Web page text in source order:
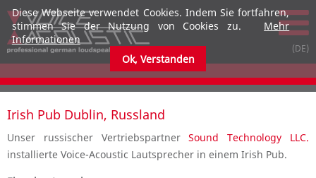
Irish Pub Dublin, Russland
Unser russischer VertriebspartnerSound Technology LLC.
installierte Voice-Acoustic Lautsprecher in einem Irish Pub.
Diese Webseite verwendet Cookies. Indem Sie fortfahren,
stimmen Sie der Nutzung von Cookies zu.
Mehr
Informationen
Ok, Verstanden